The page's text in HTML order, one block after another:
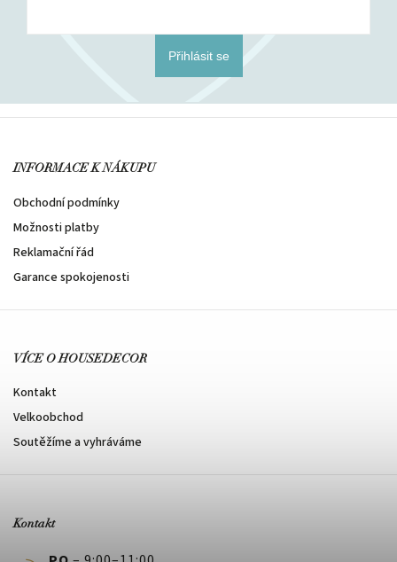
Přihlásit se
INFORMACE K NÁKUPU
Obchodní podmínky
Možnosti platby
Reklamační řád
Garance spokojenosti
VÍCE O HOUSEDECOR
Kontakt
Velkoobchod
Soutěžíme a vyhráváme
Kontakt